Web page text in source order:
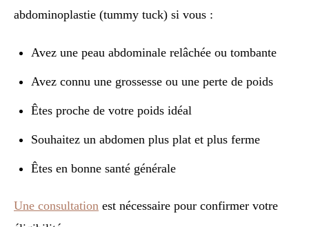
abdominoplastie (tummy tuck) si vous :
Avez une peau abdominale relâchée ou tombante
Avez connu une grossesse ou une perte de poids
Êtes proche de votre poids idéal
Souhaitez un abdomen plus plat et plus ferme
Êtes en bonne santé générale
Une consultation est nécessaire pour confirmer votre